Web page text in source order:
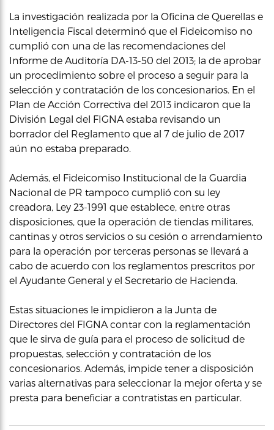
La investigación realizada por la Oficina de Querellas e
Inteligencia Fiscal determinó que el Fideicomiso no
cumplió con una de las recomendaciones del
Informe de Auditoría DA-13-50 del 2013; la de aprobar
un procedimiento sobre el proceso a seguir para la
selección y contratación de los concesionarios. En el
Plan de Acción Correctiva del 2013 indicaron que la
División Legal del FIGNA estaba revisando un
borrador del Reglamento que al 7 de julio de 2017
aún no estaba preparado.
Además, el Fideicomiso Institucional de la Guardia
Nacional de PR tampoco cumplió con su ley
creadora, Ley 23-1991 que establece, entre otras
disposiciones, que la operación de tiendas militares,
cantinas y otros servicios o su cesión o arrendamiento
para la operación por terceras personas se llevará a
cabo de acuerdo con los reglamentos prescritos por
el Ayudante General y el Secretario de Hacienda.
Estas situaciones le impidieron a la Junta de
Directores del FIGNA contar con la reglamentación
que le sirva de guía para el proceso de solicitud de
propuestas, selección y contratación de los
concesionarios. Además, impide tener a disposición
varias alternativas para seleccionar la mejor oferta y se
presta para beneficiar a contratistas en particular.